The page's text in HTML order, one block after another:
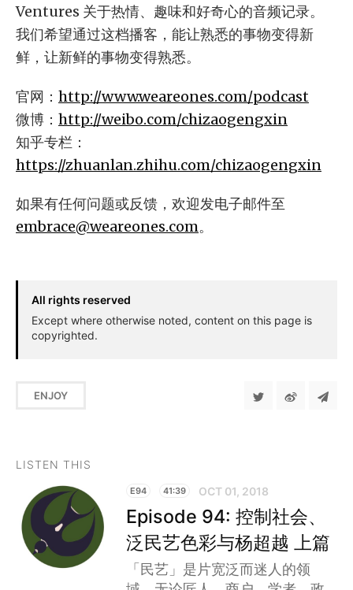
Ventures 关于热情、趣味和好奇心的音频记录。
我们希望通过这档播客，能让熟悉的事物变得新
鲜，让新鲜的事物变得熟悉。
官网： http://www.weareones.com/podcast
微博： http://weibo.com/chizaogengxin
知乎专栏：
https://zhuanlan.zhihu.com/chizaogengxin
如果有任何问题或反馈，欢迎发电子邮件至
embrace@weareones.com。
All rights reserved
Except where otherwise noted, content on this page is
copyrighted.
ENJOY
LISTEN THIS
E94 41:39 OCT 01, 2018
Episode 94: 控制社会、
泛民艺色彩与杨超越 上篇
「民艺」是片宽泛而迷人的领